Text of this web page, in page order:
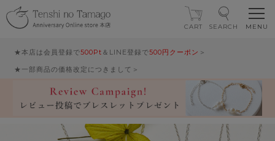
★本店は会員登録で500Pt ＆LINE登録で500円クーポン ＞
★一部商品の価格改定につきまして＞
CART SEARCH